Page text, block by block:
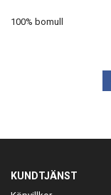
100% bomull
KUNDTJÄNST